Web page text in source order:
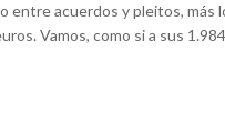
entre acuerdos y pleitos, más
Vamos, como si a sus